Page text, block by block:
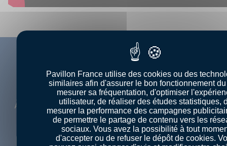
UNE ENVIE ? UNE
RECETTE !
À l’aide de notre section recettes, trouvez la
recette qui vous convient !
Pavillon France utilise des cookies ou des
similaires afin d'assurer le bon fonctionnement
mesurer sa fréquentation, d'optimiser
utilisateur, de réaliser des études statistiques,
mesurer la performance des campagnes
de permettre le partage de contenu vers les
sociaux. Vous avez la possibilité à tout
d'accepter ou de refuser le dépôt de cookies.